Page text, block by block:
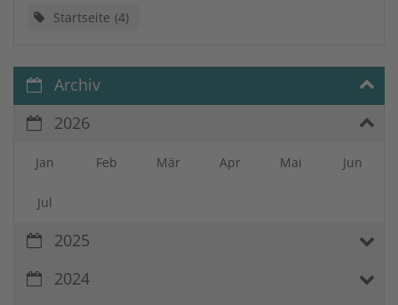
Startseite 4
Archiv
2026
Jan Feb Mär Apr Mai Jun
Jul
2025
2024